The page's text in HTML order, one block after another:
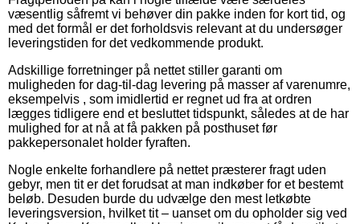
væsentlig såfremt vi behøver din pakke inden for kort tid, og
med det formål er det forholdsvis relevant at du undersøger
leveringstiden for det vedkommende produkt.
Adskillige forretninger på nettet stiller garanti om
muligheden for dag-til-dag levering på masser af varenumre,
eksempelvis , som imidlertid er regnet ud fra at ordren
lægges tidligere end et besluttet tidspunkt, således at de har
mulighed for at nå at få pakken på posthuset før
pakkepersonalet holder fyraften.
Nogle enkelte forhandlere på nettet præsterer fragt uden
gebyr, men tit er det forudsat at man indkøber for et bestemt
beløb. Desuden burde du udvælge den mest letkøbte
leveringsversion, hvilket tit – uanset om du opholder sig ved